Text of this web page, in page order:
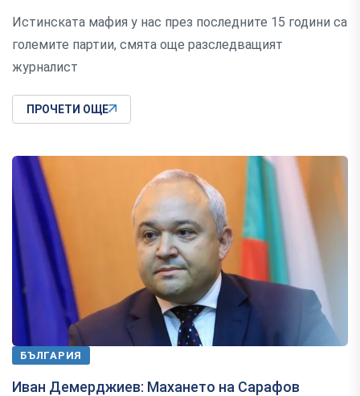
Истинската мафия у нас през последните 15 години са
големите партии, смята още разследващият
журналист
ПРОЧЕТИ ОЩЕ
БЪЛГАРИЯ
Иван Демерджиев: Махането на Сарафов